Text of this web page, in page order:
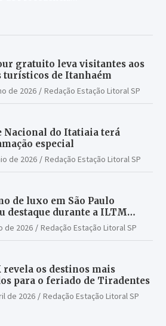
gratuito leva visitantes aos
turísticos de Itanhaém
de 2026 Redação Estação Litoral SP
Nacional do Itatiaia terá
especial
de 2026 Redação Estação Litoral SP
de luxo em São Paulo
destaque durante a ILTM
2026
de 2026 Redação Estação Litoral SP
revela os destinos mais
para o feriado de Tiradentes
de 2026 Redação Estação Litoral SP